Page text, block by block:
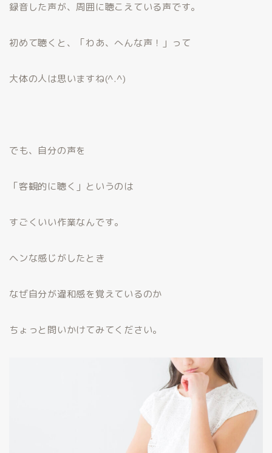
録音した声が、周囲に聴こえている声です。
初めて聴くと、「わあ、へんな声！」って
大体の人は思いますね(^.^)
でも、自分の声を
「客観的に聴く」というのは
すごくいい作業なんです。
ヘンな感じがしたとき
なぜ自分が違和感を覚えているのか
ちょっと問いかけてみてください。